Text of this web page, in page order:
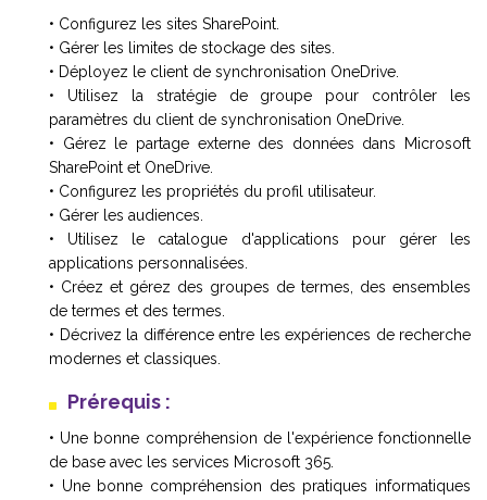
• Configurez les sites SharePoint.
• Gérer les limites de stockage des sites.
• Déployez le client de synchronisation OneDrive.
• Utilisez la stratégie de groupe pour contrôler les
paramètres du client de synchronisation OneDrive.
• Gérez le partage externe des données dans Microsoft
SharePoint et OneDrive.
• Configurez les propriétés du profil utilisateur.
• Gérer les audiences.
• Utilisez le catalogue d'applications pour gérer les
applications personnalisées.
• Créez et gérez des groupes de termes, des ensembles
de termes et des termes.
• Décrivez la différence entre les expériences de recherche
modernes et classiques.
Prérequis :
• Une bonne compréhension de l'expérience fonctionnelle
de base avec les services Microsoft 365.
• Une bonne compréhension des pratiques informatiques